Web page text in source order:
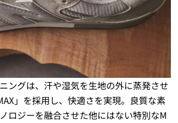
ングは、汗や湿気を生地の外に蒸発させ
」を採用し、快適さを実現。良質な素
ロジーを融合させた他にはない特別なM